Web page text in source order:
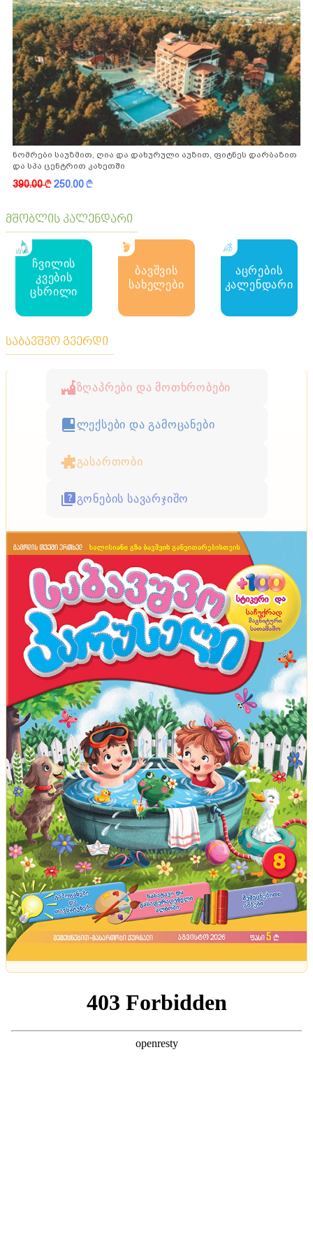
ნომრები საუზმით, ღია და დახურული აუზით, ფიტნეს დარბაზით
და სპა ცენტრით კახეთში
390.00k250.00k
მშობლის კალენდარი
ჩვილის
კვების
ცხრილი
ბავშვის
სახელები
აცრების
კალენდარი
საბავშვო გვერდი
ზღაპრები და მოთხრობები
ლექსები და გამოცანები
გასართობი
გონების სავარჯიშო